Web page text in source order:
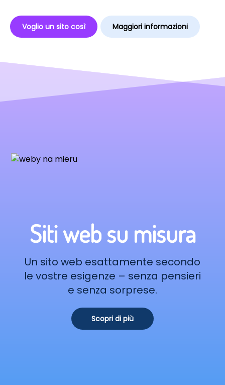
Voglio un sito così Maggiori informazioni
Siti web su misura
Un sito web esattamente secondo
le vostre esigenze – senza pensieri
e senza sorprese.
Scopri di più